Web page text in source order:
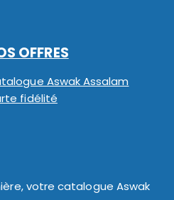
OFFRES
Aswak Assalam
fidélité
votre catalogue Aswak